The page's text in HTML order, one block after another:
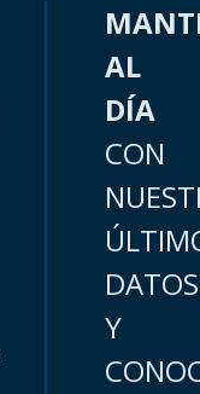
AL
DÍA
CON
DATOS
Y